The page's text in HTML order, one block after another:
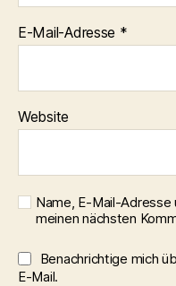
E-Mail-Adresse *
Website
Name, E-Mail-
meinen nächsten
Benachrichtige mich
E-Mail.